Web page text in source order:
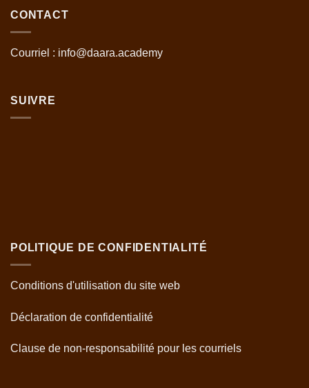
CONTACT
Courriel : info@daara.academy
SUIVRE
POLITIQUE DE CONFIDENTIALITÉ
Conditions d'utilisation du site web
Déclaration de confidentialité
Clause de non-responsabilité pour les courriels